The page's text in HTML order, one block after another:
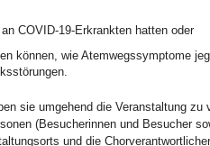
COVID-19-Erkrankten hatten oder
können, wie Atemwegssymptome
sie umgehend die Veranstaltung zu
(Besucherinnen und Besucher
und die